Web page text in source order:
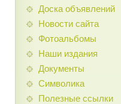
Доска объявлений
Новости сайта
Фотоальбомы
Наши издания
Документы
Символика
Полезные ссылки